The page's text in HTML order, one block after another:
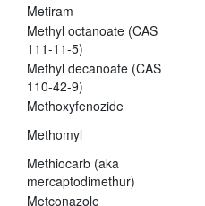
Metiram
Methyl octanoate (CAS
111-11-5)
Methyl decanoate (CAS
110-42-9)
Methoxyfenozide
Methomyl
Methiocarb (aka
mercaptodimethur)
Metconazole